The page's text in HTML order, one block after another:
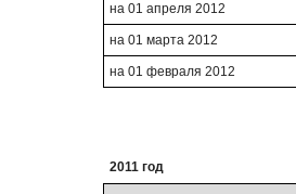
на 01 апреля 2012
на 01 марта 2012
на 01 февраля 2012
2011 год